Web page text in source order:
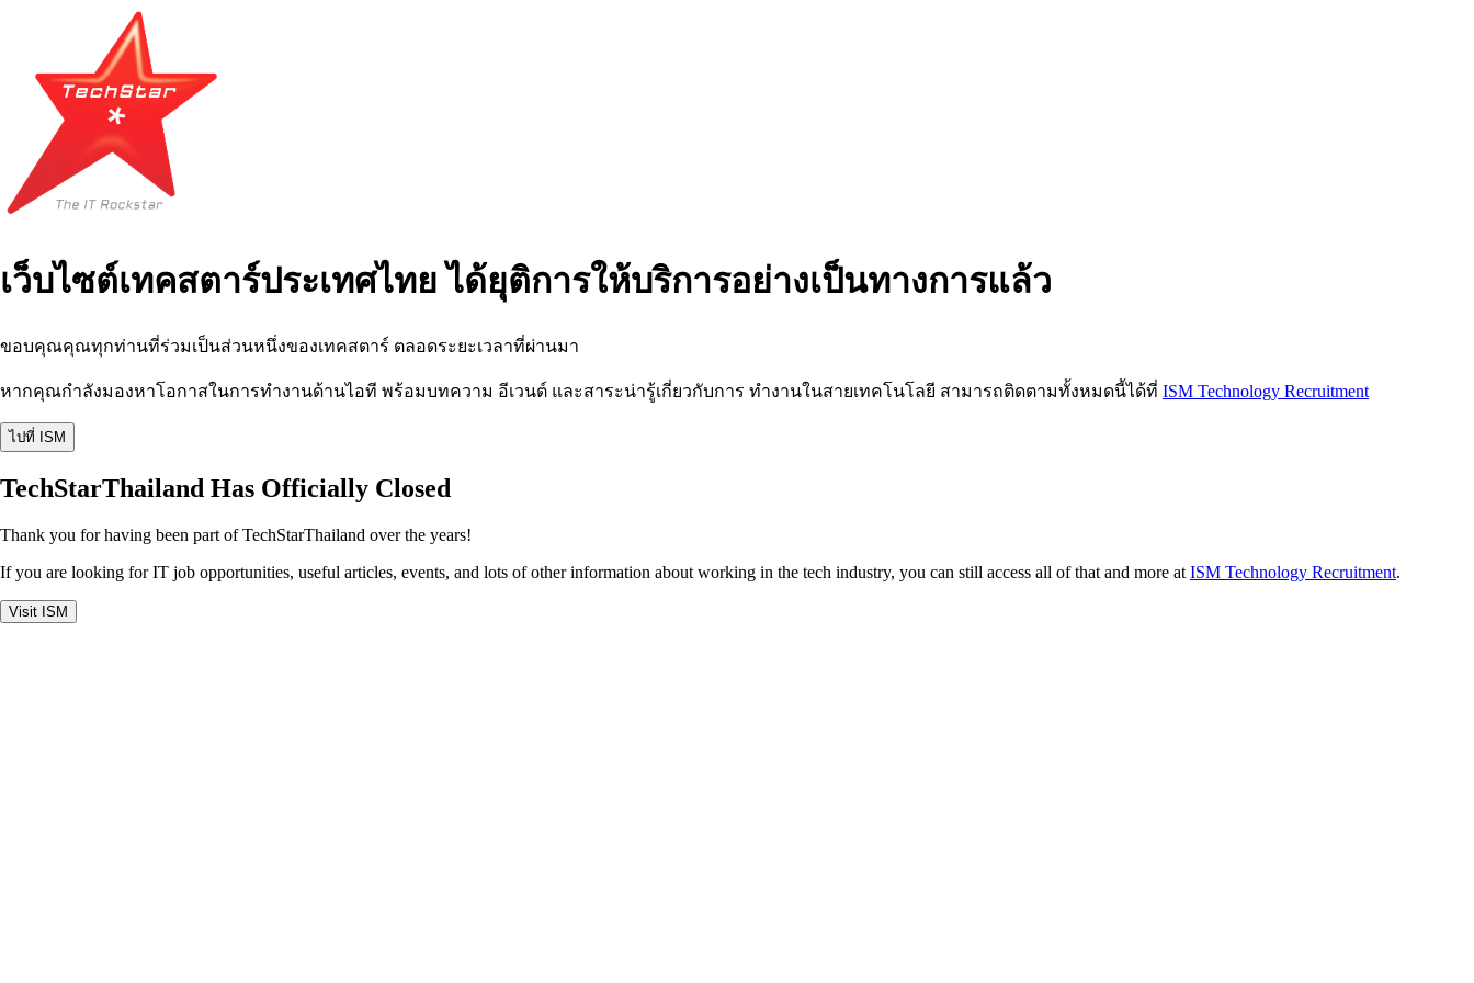
เว็บไซต์เทคสตาร์ประเทศไทย ได้ยุติการให้บริการอย่างเป็นทางการแล้ว
ขอบคุณคุณทุกท่านที่ร่วมเป็นส่วนหนึ่งของเทคสตาร์ ตลอดระยะเวลาที่ผ่านมา
หากคุณกำลังมองหาโอกาสในการทำงานด้านไอที พร้อมบทความ อีเวนต์ และสาระน่ารู้เกี่ยวกับการ ทำงานในสายเทคโนโลยี สามารถติดตามทั้งหมดนี้ได้ที่ ISM Technology Recruitment
ไปที่ ISM
TechStarThailand Has Officially Closed
Thank you for having been part of TechStarThailand over the years!
If you are looking for IT job opportunities, useful articles, events, and lots of other information about working in the tech industry, you can still access all of that and more at ISM Technology Recruitment.
Visit ISM